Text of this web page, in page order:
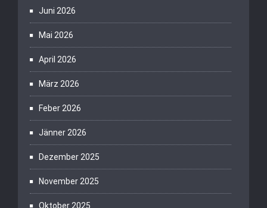
Juni 2026
Mai 2026
April 2026
März 2026
Feber 2026
Jänner 2026
Dezember 2025
November 2025
Oktober 2025